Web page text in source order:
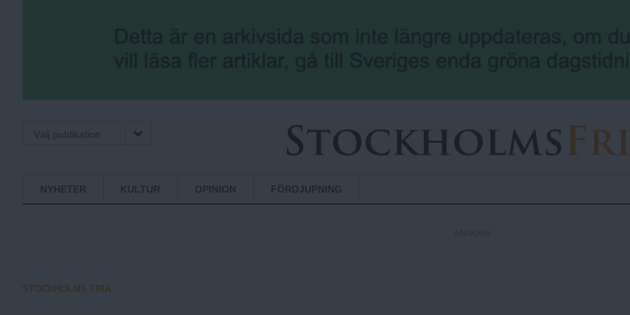
Välj publikation
S
o
NYHETER KULTUR OPINION FÖRDJUPNING
STOCKHOLMS FRIA